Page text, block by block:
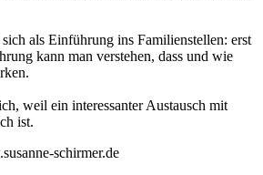
als Einführung ins Familienstellen: erst
kann man verstehen, dass und wie
weil ein interessanter Austausch mit
ist.
schirmer.de